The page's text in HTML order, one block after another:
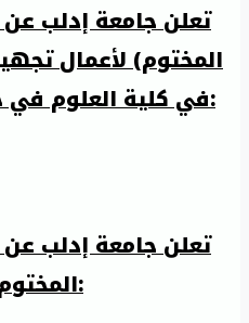
تعلن جامعة إدلب
المختوم) لأعمال
في كلية العلوم في جامعة ادلب وفق الآتي:
تعلن جامعة إدلب
المختوم) لشراء وتوريد ما يلي: